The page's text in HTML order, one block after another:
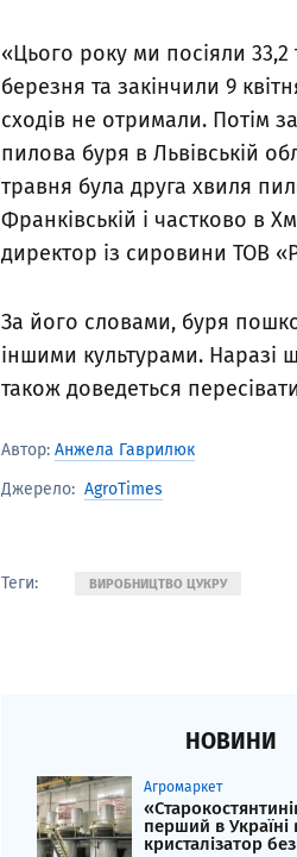
«Цього року ми посіяли
березня та закінчили 9
сходів не отримали. Потім
пилова буря в Львівській
травня була друга хвиля
Франківській і частково в
директор із сировини ТОВ
За його словами, буря
іншими культурами. Наразі
також доведеться
Автор: Анжела Гаврилюк
Джерело: AgroTimes
Теги: ВИРОБНИЦТВО ЦУКРУ
НОВИНИ
Агромаркет
перший в Україні
кристалізатор